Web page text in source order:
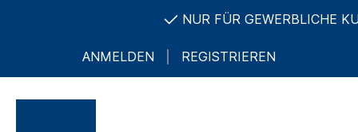
NUR FÜR GEWERBLICHE
ANMELDEN REGISTRIEREN